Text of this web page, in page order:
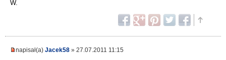
W.
napisał(a) Jacek58 » 27.07.2011 11:15